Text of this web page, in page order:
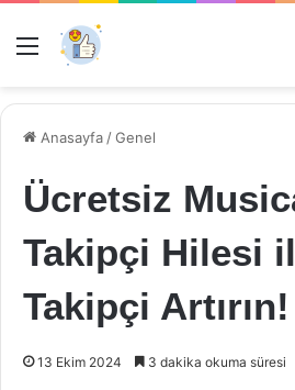
Menü
Anasayfa /Genel
Ücretsiz
Takipçi Hilesi
Takipçi Artırın!
13 Ekim 2024 3 dakika okuma süresi